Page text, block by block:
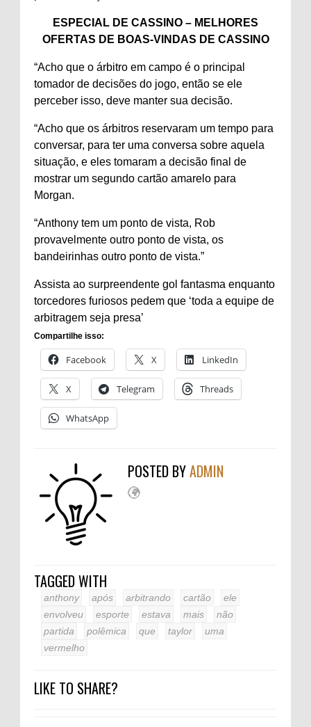
ESPECIAL DE CASSINO – MELHORES
OFERTAS DE BOAS-VINDAS DE CASSINO
“Acho que o árbitro em campo é o principal
tomador de decisões do jogo, então se ele
perceber isso, deve manter sua decisão.
“Acho que os árbitros reservaram um tempo para
conversar, para ter uma conversa sobre aquela
situação, e eles tomaram a decisão final de
mostrar um segundo cartão amarelo para
Morgan.
“Anthony tem um ponto de vista, Rob
provavelmente outro ponto de vista, os
bandeirinhas outro ponto de vista.”
Assista ao surpreendente gol fantasma enquanto
torcedores furiosos pedem que ‘toda a equipe de
arbitragem seja presa’
Compartilhe isso:
Facebook X LinkedIn
X Telegram Threads
WhatsApp
POSTED BYADMIN
TAGGED WITH
anthony após arbitrando cartão
ele
envolveu
esporte estava mais
não
partida
polêmica que taylor
uma
vermelho
LIKE TO SHARE?